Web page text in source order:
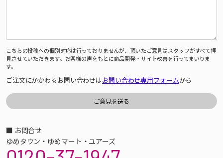
こちらの投稿への個別対応は行っておりませんが、頂いたご意見はスタッフがすべて拝
見させていただきます。お客様の声をもとに商品開発・サイト改善を行ってまいりま
す。
ご注文にかかわるお問い合わせはお問い合わせ専用フォームから
■ お問合せ
ゆめタウン・ゆめマート・ユアーズ